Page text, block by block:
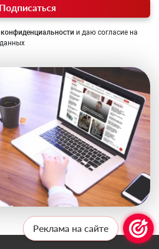
Подписаться
и даю согласие на
Реклама на сайте